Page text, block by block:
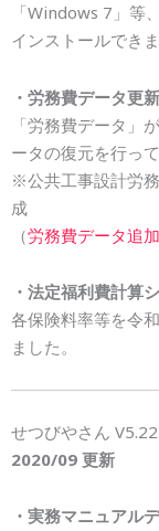
「Windows 7」等
インストールでき
・労務費データ更新
「労務費データ」
ータの復元を行って
※公共工事設計労
成
（労務費データ追
・法定福利費計算
各保険料率等を令
ました。
せつびやさん
2020/09 更新
・実務マニュアル